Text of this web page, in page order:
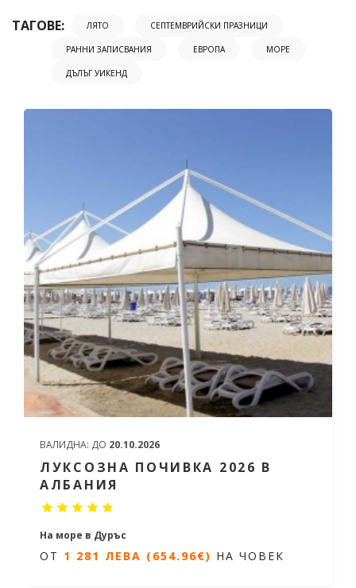
ТАГОВЕ: ЛЯТО СЕПТЕМВРИЙСКИ ПРАЗНИЦИ
РАННИ ЗАПИСВАНИЯ ЕВРОПА МОРЕ
ДЪЛЪГ УИКЕНД
ВАЛИДНА: ДО 20.10.2026
ЛУКСОЗНА ПОЧИВКА 2026 В
АЛБАНИЯ
На море в Дуръс
7 нощувки/ 8 дни
ОТ 1 281 ЛЕВА (654.96€) НА ЧОВЕК